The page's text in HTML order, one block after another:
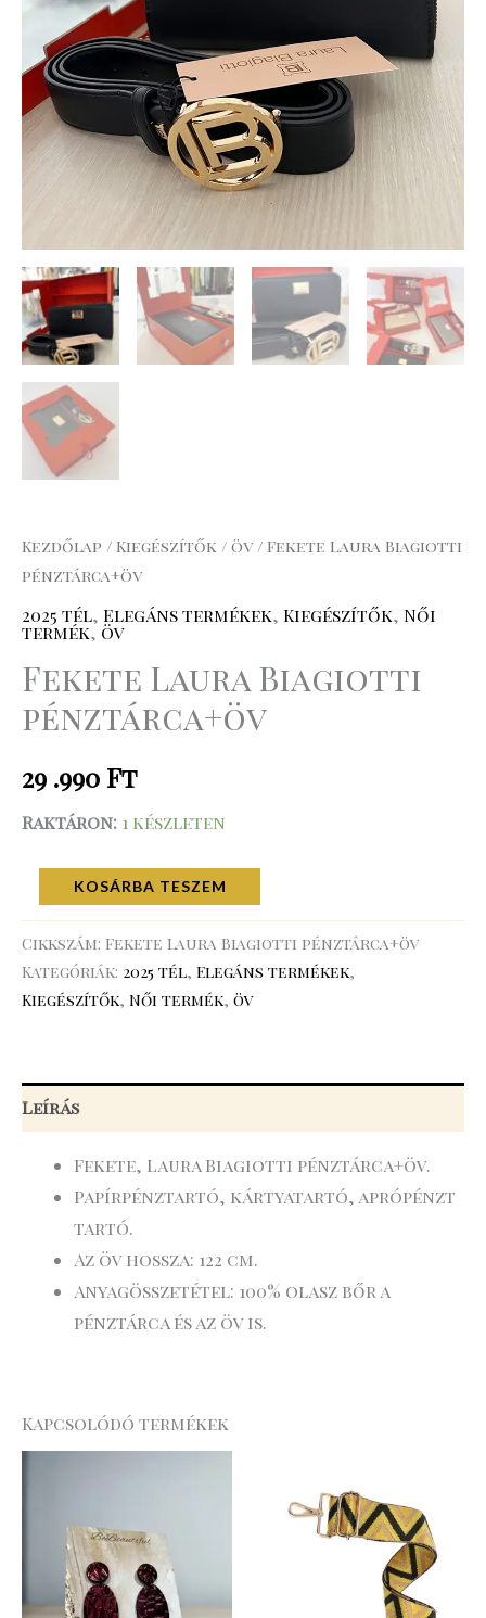
Kezdőlap / Kiegészítők / öv / Fekete Laura Biagiotti
pénztárca+öv
2025 tél, Elegáns termékek, Kiegészítők, Női
termék, öv
Fekete Laura Biagiotti
pénztárca+öv
29 .990 Ft
Raktáron: 1 készleten
KOSÁRBA TESZEM
Cikkszám: Fekete Laura Biagiotti pénztárca+öv
Kategóriák: 2025 tél, Elegáns termékek,
Kiegészítők, Női termék, öv
Leírás
Fekete, Laura Biagiotti pénztárca+öv.
Papírpénztartó, kártyatartó, aprópénzt
tartó.
Az öv hossza: 122 cm.
Anyagösszetétel: 100% olasz bőr a
pénztárca és az öv is.
Kapcsolódó termékek